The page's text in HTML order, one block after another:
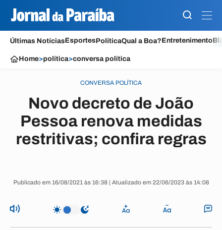
Últimas NotíciasEsportesPolíticaQual a Boa?Entretenimento
Home>política>conversa política
CONVERSA POLÍTICA
Novo decreto de João
Pessoa renova medidas
restritivas; confira regras
Publicado em 16/08/2021 às 16:38 | Atualizado em 22/06/2023 às 14:08